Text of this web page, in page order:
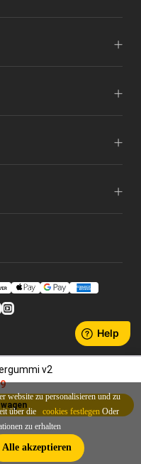
v2
All Rights Reserved.
website zu personalisieren und zu
über die
cookies festlegen Oder
zu erhalten
Alle akzeptieren